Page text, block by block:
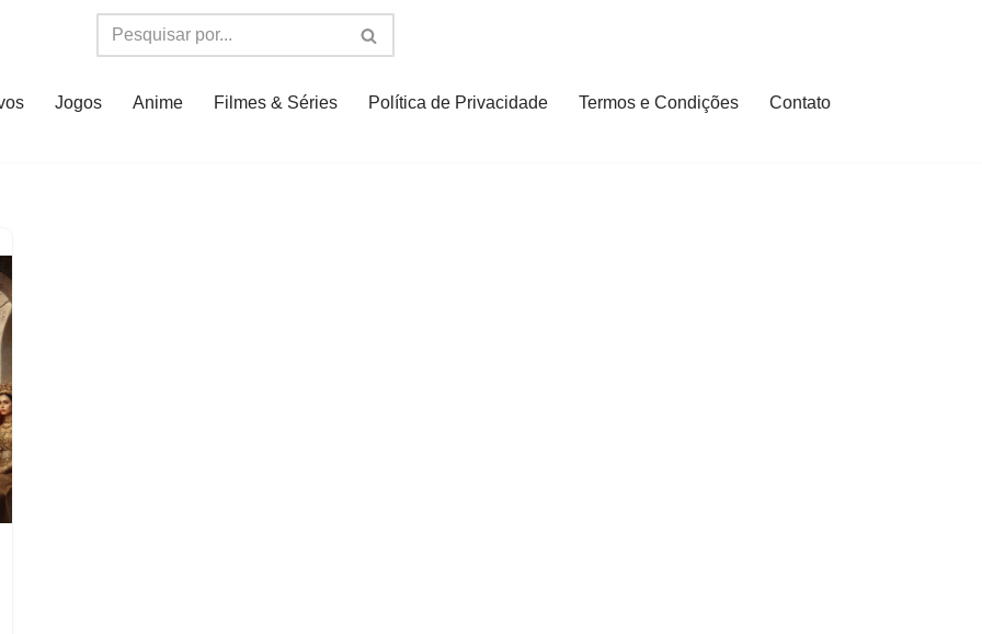
Jogos Anime Filmes & Séries Política de Privacidade Termos e Condições
Contato